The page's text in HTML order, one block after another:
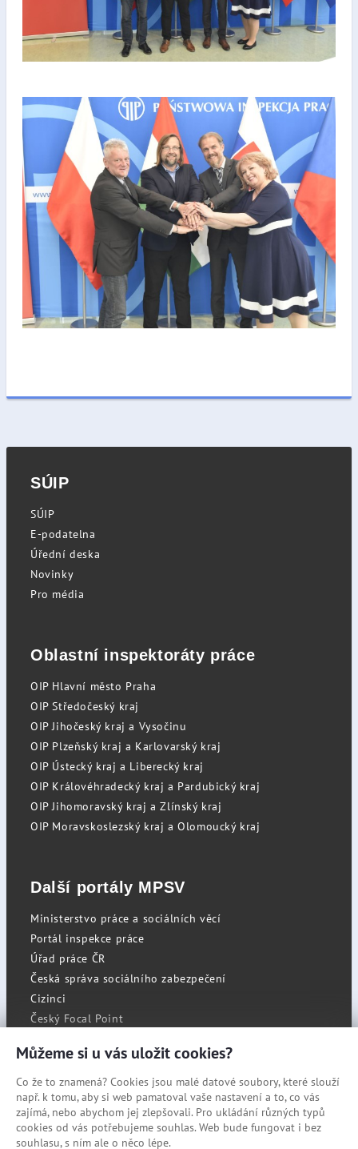
SÚIP
SÚIP
E-podatelna
Úřední deska
Novinky
Pro média
Oblastní inspektoráty práce
OIP Hlavní město Praha
OIP Středočeský kraj
OIP Jihočeský kraj a Vysočinu
OIP Plzeňský kraj a Karlovarský kraj
OIP Ústecký kraj a Liberecký kraj
OIP Královéhradecký kraj a Pardubický kraj
OIP Jihomoravský kraj a Zlínský kraj
OIP Moravskoslezský kraj a Olomoucký kraj
Další portály MPSV
Ministerstvo práce a sociálních věcí
Portál inspekce práce
Úřad práce ČR
Česká správa sociálního zabezpečení
Cizinci
Český Focal Point
RSS
Cookies
Prohlášení o přístupnosti
Můžeme si u vás uložit cookies?
Co že to znamená? Cookies jsou malé datové soubory, které slouží
např. k tomu, aby si web pamatoval vaše nastavení a to, co vás
zajímá, nebo abychom jej zlepšovali. Pro ukládání různých typů
cookies od vás potřebujeme souhlas. Web bude fungovat i bez
souhlasu, s ním ale o něco lépe.